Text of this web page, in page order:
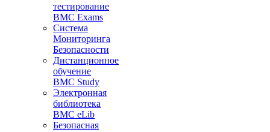
тестирование
BMC Exams
Система
Мониторинга
Безопасности
Дистанционное
обучение
BMC Study
Электронная
библиотека
BMC eLib
Безопасная